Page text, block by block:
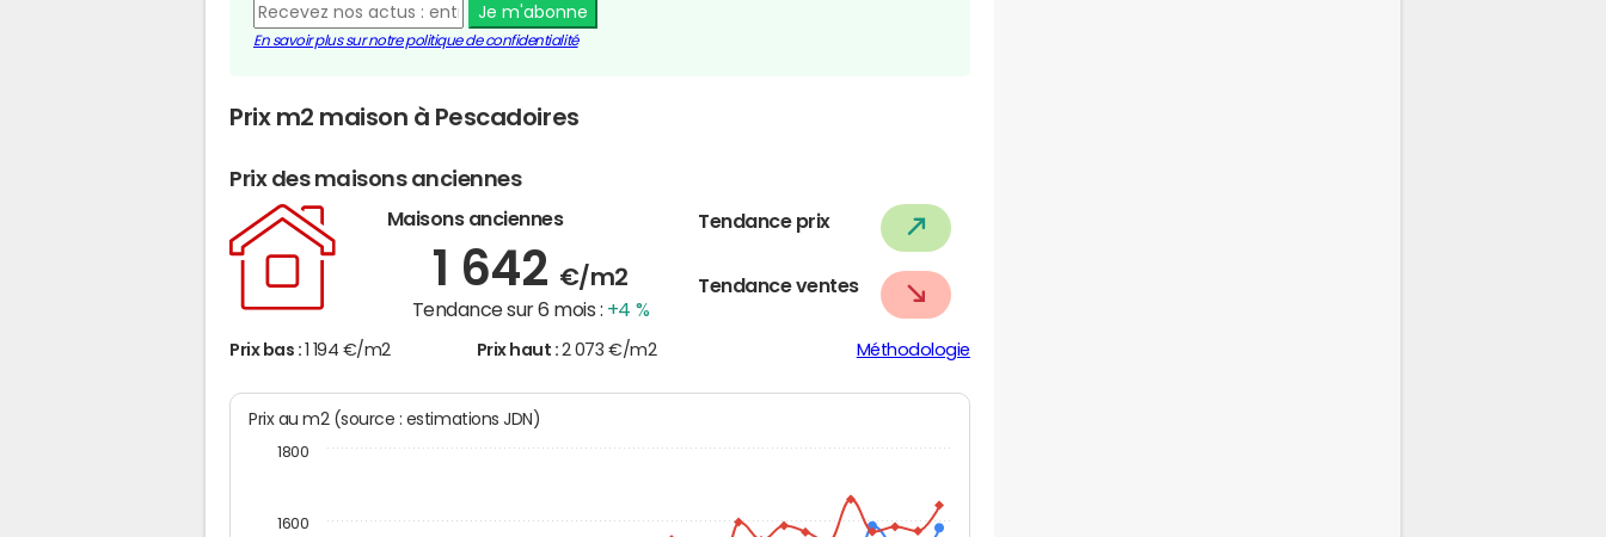
Je m'abonne
En savoir plus sur notre politique de confidentialité
Prix m2 maison à Pescadoires
Prix des maisons anciennes
Maisons anciennes
1 642 €/m2
Tendance sur 6 mois : +4 %
Tendance prix
Tendance ventes
Prix bas : 1 194 €/m2 Prix haut : 2 073 €/m2 Méthodologie
Prix au m2 (source : estimations JDN)
1600
1800